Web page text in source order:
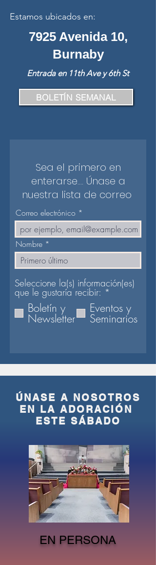
Estamos ubicados en:
7925 Avenida 10,
Burnaby
Entrada en 11th Ave y 6th St
BOLETÍN SEMANAL
Sea el primero en
enterarse.... Únase a
nuestra lista de correo
Correo electrónico
Nombre
Seleccione la(s) información(es)
que le gustaría recibir: *
l
i
r
i
Boletín y
Newsletter
Eventos y
Seminarios
ÚNASE A NOSOTROS
EN LA ADORACIÓN
ESTE SÁBADO
EN PERSONA